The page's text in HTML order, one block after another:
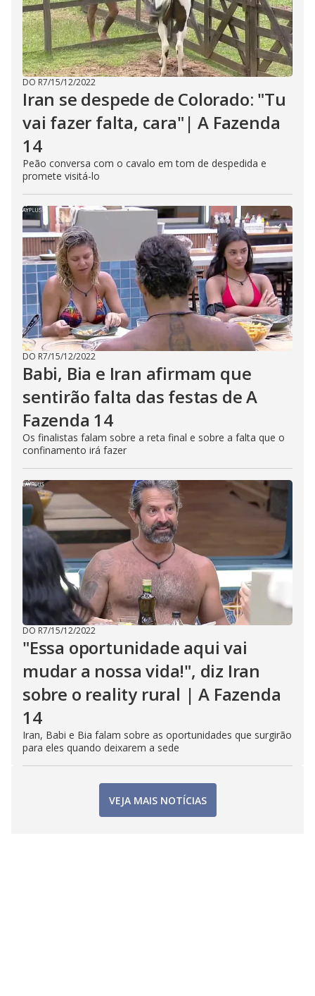
DO R7/15/12/2022
Iran se despede de Colorado: "Tu
vai fazer falta, cara"| A Fazenda
14
Peão conversa com o cavalo em tom de despedida e
promete visitá-lo
DO R7/15/12/2022
Babi, Bia e Iran afirmam que
sentirão falta das festas de A
Fazenda 14
Os finalistas falam sobre a reta final e sobre a falta que o
confinamento irá fazer
DO R7/15/12/2022
"Essa oportunidade aqui vai
mudar a nossa vida!", diz Iran
sobre o reality rural | A Fazenda
14
Iran, Babi e Bia falam sobre as oportunidades que surgirão
para eles quando deixarem a sede
VEJA MAIS NOTÍCIAS